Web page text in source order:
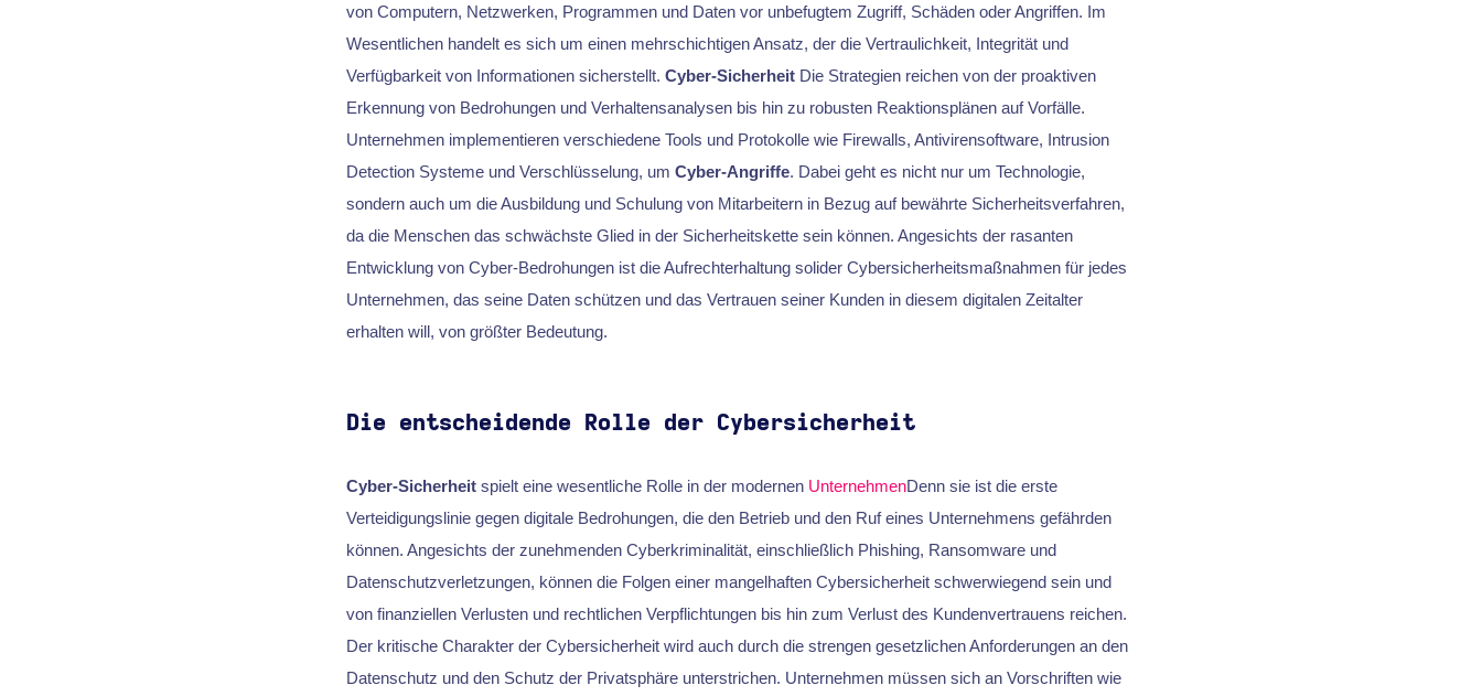
von Computern, Netzwerken, Programmen und Daten vor unbefugtem Zugriff, Schäden oder Angriffen. Im
Wesentlichen handelt es sich um einen mehrschichtigen Ansatz, der die Vertraulichkeit, Integrität und
Verfügbarkeit von Informationen sicherstellt. Cyber-SicherheitDie Strategien reichen von der proaktiven
Erkennung von Bedrohungen und Verhaltensanalysen bis hin zu robusten Reaktionsplänen auf Vorfälle.
Unternehmen implementieren verschiedene Tools und Protokolle wie Firewalls, Antivirensoftware, Intrusion
Detection Systeme und Verschlüsselung, um Cyber-Angriffe. Dabei geht es nicht nur um Technologie,
sondern auch um die Ausbildung und Schulung von Mitarbeitern in Bezug auf bewährte Sicherheitsverfahren,
da die Menschen das schwächste Glied in der Sicherheitskette sein können. Angesichts der rasanten
Entwicklung von Cyber-Bedrohungen ist die Aufrechterhaltung solider Cybersicherheitsmaßnahmen für jedes
Unternehmen, das seine Daten schützen und das Vertrauen seiner Kunden in diesem digitalen Zeitalter
erhalten will, von größter Bedeutung.
Die entscheidende Rolle der Cybersicherheit
Cyber-Sicherheitspielt eine wesentliche Rolle in der modernen UnternehmenDenn sie ist die erste
Verteidigungslinie gegen digitale Bedrohungen, die den Betrieb und den Ruf eines Unternehmens gefährden
können. Angesichts der zunehmenden Cyberkriminalität, einschließlich Phishing, Ransomware und
Datenschutzverletzungen, können die Folgen einer mangelhaften Cybersicherheit schwerwiegend sein und
von finanziellen Verlusten und rechtlichen Verpflichtungen bis hin zum Verlust des Kundenvertrauens reichen.
Der kritische Charakter der Cybersicherheit wird auch durch die strengen gesetzlichen Anforderungen an den
Datenschutz und den Schutz der Privatsphäre unterstrichen. Unternehmen müssen sich an Vorschriften wie